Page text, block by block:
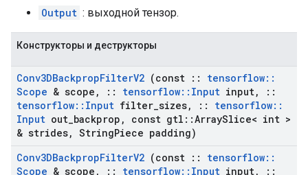
Output : выходной тензор.
Конструкторы и деструкторы
Conv3DBackpropFilterV2 (const :: tensorflow::
Scope & scope , :: tensorflow:: Input input,
::
tensorflow:: Input filter sizes, :: tensorflow::
Input out backprop , const gtl ::ArraySlice< int >
& strides, StringPiece padding)
Conv3DBackpropFilterV2 (const :: tensorflow::
Scope & scope , :: tensorflow:: Input input,
::